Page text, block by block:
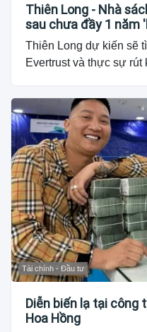
Thiên Long - Nhà
sau chưa đầy 1 năm
Thiên Long dự kiến sẽ
Evertrust và thực sự rút
Tài chính - Đầu tư
Diễn biến lạ tại công
Hoa Hồng